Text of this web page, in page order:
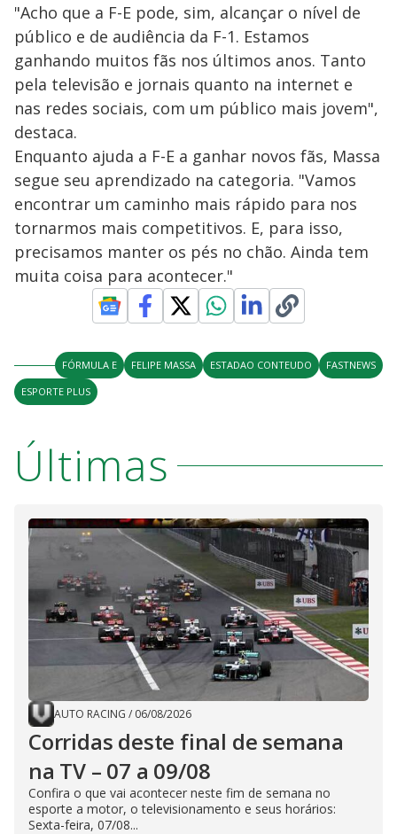
"Acho que a F-E pode, sim, alcançar o nível de
público e de audiência da F-1. Estamos
ganhando muitos fãs nos últimos anos. Tanto
pela televisão e jornais quanto na internet e
nas redes sociais, com um público mais jovem",
destaca.
Enquanto ajuda a F-E a ganhar novos fãs, Massa
segue seu aprendizado na categoria. "Vamos
encontrar um caminho mais rápido para nos
tornarmos mais competitivos. E, para isso,
precisamos manter os pés no chão. Ainda tem
muita coisa para acontecer."
FÓRMULA E FELIPE MASSA ESTADAO CONTEUDO
FASTNEWS
ESPORTE PLUS
Últimas
AUTO RACING / 06/08/2026
Corridas deste final de semana
na TV – 07 a 09/08
Confira o que vai acontecer neste fim de semana no
esporte a motor, o televisionamento e seus horários:
Sexta-feira, 07/08...